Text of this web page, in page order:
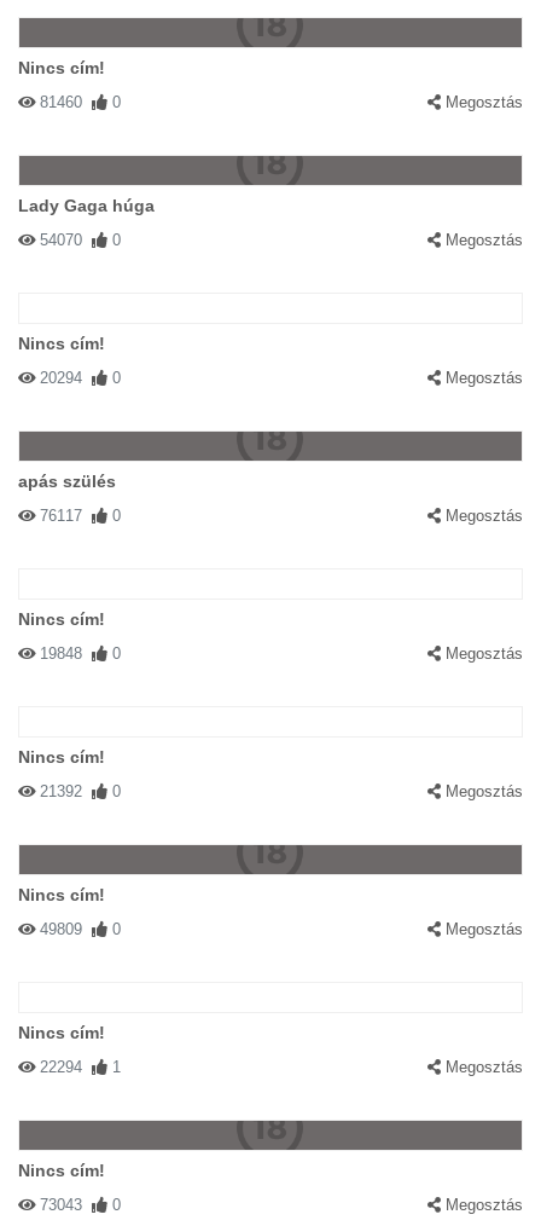
Nincs cím!
81460 0 Megosztás
Lady Gaga húga
54070 0 Megosztás
Nincs cím!
20294 0 Megosztás
apás szülés
76117 0 Megosztás
Nincs cím!
19848 0 Megosztás
Nincs cím!
21392 0 Megosztás
Nincs cím!
49809 0 Megosztás
Nincs cím!
22294 1 Megosztás
Nincs cím!
73043 0 Megosztás